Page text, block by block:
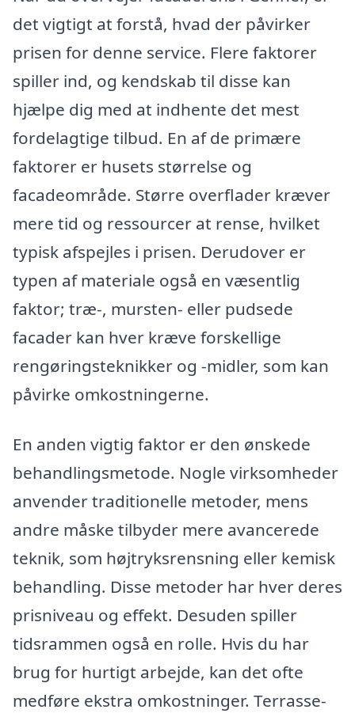
det vigtigt at forstå, hvad der påvirker
prisen for denne service. Flere faktorer
spiller ind, og kendskab til disse kan
hjælpe dig med at indhente det mest
fordelagtige tilbud. En af de primære
faktorer er husets størrelse og
facadeområde. Større overflader kræver
mere tid og ressourcer at rense, hvilket
typisk afspejles i prisen. Derudover er
typen af materiale også en væsentlig
faktor; træ-, mursten- eller pudsede
facader kan hver kræve forskellige
rengøringsteknikker og -midler, som kan
påvirke omkostningerne.
En anden vigtig faktor er den ønskede
behandlingsmetode. Nogle virksomheder
anvender traditionelle metoder, mens
andre måske tilbyder mere avancerede
teknik, som højtryksrensning eller kemisk
behandling. Disse metoder har hver deres
prisniveau og effekt. Desuden spiller
tidsrammen også en rolle. Hvis du har
brug for hurtigt arbejde, kan det ofte
medføre ekstra omkostninger. Terrasse-